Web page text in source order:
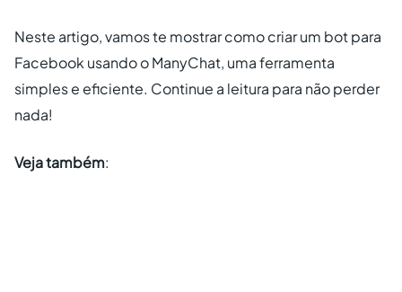
Neste artigo, vamos te mostrar como criar um bot para
Facebook usando o ManyChat, uma ferramenta
simples e eficiente. Continue a leitura para não perder
nada!
Veja também: